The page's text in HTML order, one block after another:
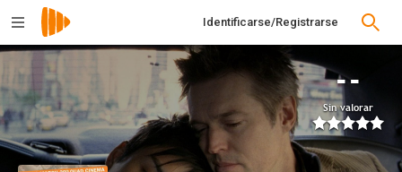
Identificarse/Registrarse
--
Sin valorar